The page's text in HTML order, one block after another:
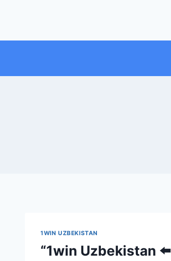
1WIN UZBEKISTAN
“1win Uzbekistan ⬅️